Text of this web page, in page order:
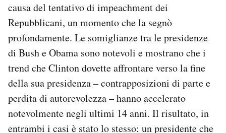
causa del tentativo di impeachment dei
Repubblicani, un momento che la segnò
profondamente. Le somiglianze tra le presidenze
di Bush e Obama sono notevoli e mostrano che i
trend che Clinton dovette affrontare verso la fine
della sua presidenza – contrapposizioni di parte e
perdita di autorevolezza – hanno accelerato
notevolmente negli ultimi 14 anni. Il risultato, in
entrambi i casi è stato lo stesso: un presidente che